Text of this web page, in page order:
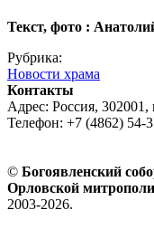
Текст, фото :
Рубрика:
Новости храма
Контакты
Адрес: Россия, 302001,
Телефон: +7 (4862) 54-
© Богоявленский
Орловской
2003-2026.